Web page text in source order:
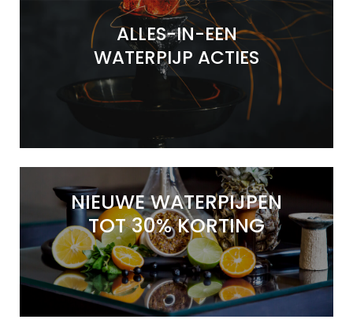
ALLES-IN-EEN
WATERPIJP ACTIES
NIEUWE WATERPIJPEN
TOT 30% KORTING